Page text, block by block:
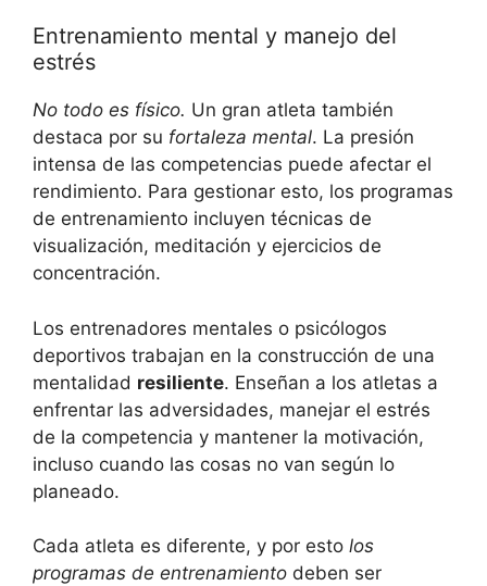
Entrenamiento mental y manejo del
estrés
No todo es físico. Un gran atleta también
destaca por su fortaleza mental. La presión
intensa de las competencias puede afectar el
rendimiento. Para gestionar esto, los programas
de entrenamiento incluyen técnicas de
visualización, meditación y ejercicios de
concentración.
Los entrenadores mentales o psicólogos
deportivos trabajan en la construcción de una
mentalidad resiliente. Enseñan a los atletas a
enfrentar las adversidades, manejar el estrés
de la competencia y mantener la motivación,
incluso cuando las cosas no van según lo
planeado.
Cada atleta es diferente, y por esto los
programas de entrenamiento deben ser